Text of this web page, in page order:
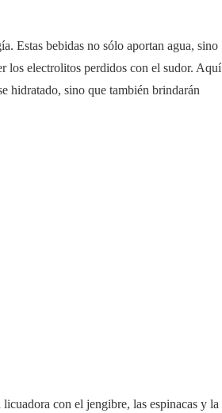
Estas bebidas no sólo aportan agua, sino
los electrolitos perdidos con el sudor. Aquí
hidratado, sino que también brindarán
con el jengibre, las espinacas y la